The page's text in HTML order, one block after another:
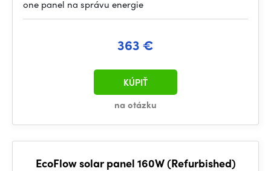
one panel na správu energie
363 €
na otázku
KÚPIŤ
EcoFlow solar panel 160W (Refurbished)